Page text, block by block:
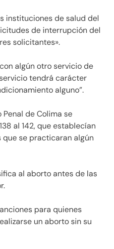
instituciones de salud del
de interrupción del
solicitantes».
algún otro servicio de
tendrá carácter
alguno”.
de Colima se
al 142, que establecían
que se practicaran algún
al aborto antes de las
para quienes
un aborto sin su